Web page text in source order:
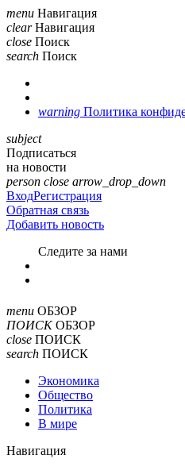
menu Навигация
clear Навигация
close Поиск
search Поиск
warning Политика
subject
Подписаться
на новости
person close arrow_drop_down
ВходРегистрация
Обратная связь
Добавить новость
Cледите за нами
menu ОБЗОР
ПОИСК ОБЗОР
close ПОИСК
search ПОИСК
Экономика
Общество
Политика
В мире
Навигация